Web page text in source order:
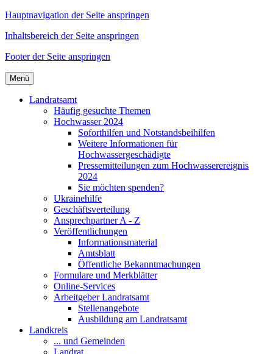
Hauptnavigation der Seite anspringen
Inhaltsbereich der Seite anspringen
Footer der Seite anspringen
Menü
Landratsamt
Häufig gesuchte Themen
Hochwasser 2024
Soforthilfen und Notstandsbeihilfen
Weitere Informationen für
Hochwassergeschädigte
Pressemitteilungen zum Hochwasserereignis
2024
Sie möchten spenden?
Ukrainehilfe
Geschäftsverteilung
Ansprechpartner A - Z
Veröffentlichungen
Informationsmaterial
Amtsblatt
Öffentliche Bekanntmachungen
Formulare und Merkblätter
Online-Services
Arbeitgeber Landratsamt
Stellenangebote
Ausbildung am Landratsamt
Landkreis
... und Gemeinden
Landrat